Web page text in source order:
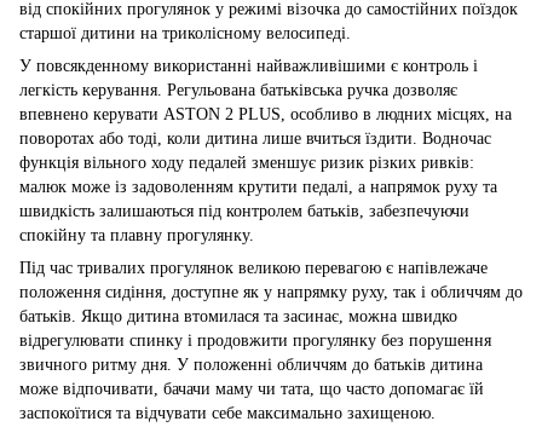
від спокійних прогулянок у режимі візочка до самостійних поїздок
старшої дитини на триколісному велосипеді.
У повсякденному використанні найважливішими є контроль і
легкість керування. Регульована батьківська ручка дозволяє
впевнено керувати ASTON 2 PLUS, особливо в людних місцях, на
поворотах або тоді, коли дитина лише вчиться їздити. Водночас
функція вільного ходу педалей зменшує ризик різких ривків:
малюк може із задоволенням крутити педалі, а напрямок руху та
швидкість залишаються під контролем батьків, забезпечуючи
спокійну та плавну прогулянку.
Під час тривалих прогулянок великою перевагою є напівлежаче
положення сидіння, доступне як у напрямку руху, так і обличчям до
батьків. Якщо дитина втомилася та засинає, можна швидко
відрегулювати спинку і продовжити прогулянку без порушення
звичного ритму дня. У положенні обличчям до батьків дитина
може відпочивати, бачачи маму чи тата, що часто допомагає їй
заспокоїтися та відчувати себе максимально захищеною.